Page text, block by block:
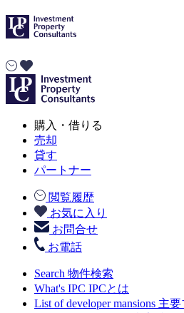
購入・借りる
売却
貸す
パートナー
閲覧履歴
お気に入り
お問合せ
お電話
Search 物件検索
What's IPC IPCとは
List of developer mansions 主要